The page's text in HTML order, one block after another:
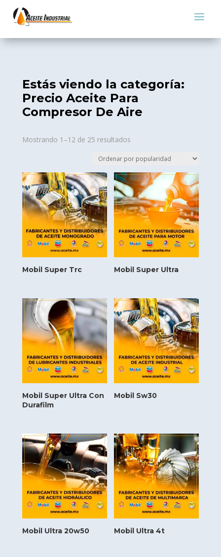
Estás viendo la categoría:
Precio Aceite Para
Compresor De Aire
Mostrando 1–12 de 25 resultadosSorted
popularity
Mobil Super Trc Mobil Super Ultra
Mobil Super Ultra Con
Durafilm
Mobil Sw30
Mobil Ultra 20w50 Mobil Ultra 4t